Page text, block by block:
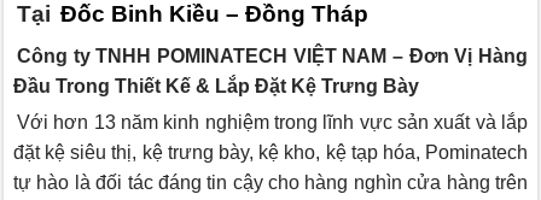
Tại Đốc Binh Kiều – Đồng Tháp
Công ty TNHH POMINATECH VIỆT NAM – Đơn Vị Hàng
Đầu Trong Thiết Kế & Lắp Đặt Kệ Trưng Bày
Với hơn 13 năm kinh nghiệm trong lĩnh vực sản xuất và lắp
đặt kệ siêu thị, kệ trưng bày, kệ kho, kệ tạp hóa, Pominatech
tự hào là đối tác đáng tin cậy cho hàng nghìn cửa hàng trên